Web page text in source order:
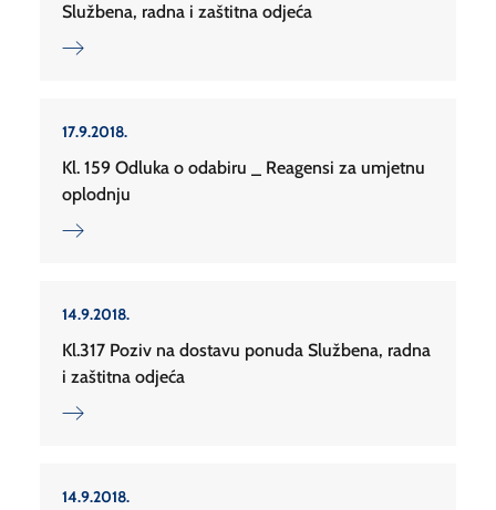
Službena, radna i zaštitna odjeća
17.9.2018.
Kl. 159 Odluka o odabiru _ Reagensi za umjetnu
oplodnju
14.9.2018.
Kl.317 Poziv na dostavu ponuda Službena, radna
i zaštitna odjeća
14.9.2018.